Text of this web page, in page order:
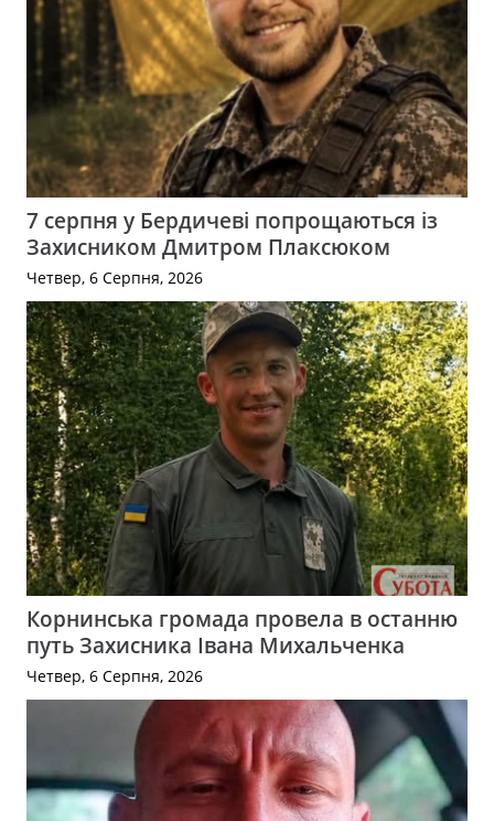
7 серпня у Бердичеві попрощаються із
Захисником Дмитром Плаксюком
Четвер, 6 Серпня, 2026
Корнинська громада провела в останню
путь Захисника Івана Михальченка
Четвер, 6 Серпня, 2026